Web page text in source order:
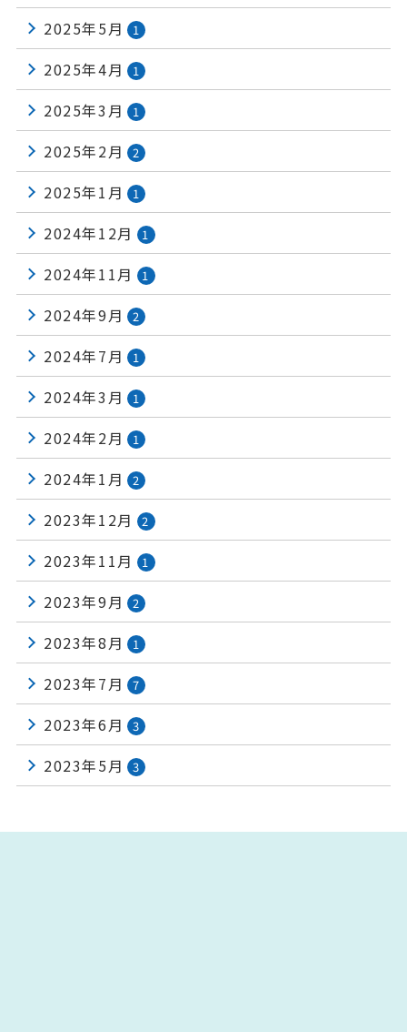
2025年5月 1
2025年4月 1
2025年3月 1
2025年2月 2
2025年1月 1
2024年12月 1
2024年11月 1
2024年9月 2
2024年7月 1
2024年3月 1
2024年2月 1
2024年1月 2
2023年12月 2
2023年11月 1
2023年9月 2
2023年8月 1
2023年7月 7
2023年6月 3
2023年5月 3